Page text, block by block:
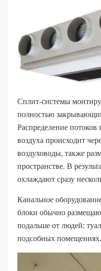
Сплит-системы
полностью
Распределение потоков
воздуха происходит
воздуховоды, также
пространстве. В
охлаждают сразу
Канальное
блоки обычно
подальше от людей:
подсобных помещениях.